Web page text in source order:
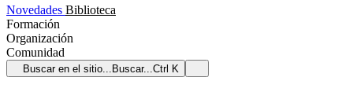
Novedades Biblioteca
Formación
Organización
Comunidad
Buscar en el sitio... Buscar...Ctrl K